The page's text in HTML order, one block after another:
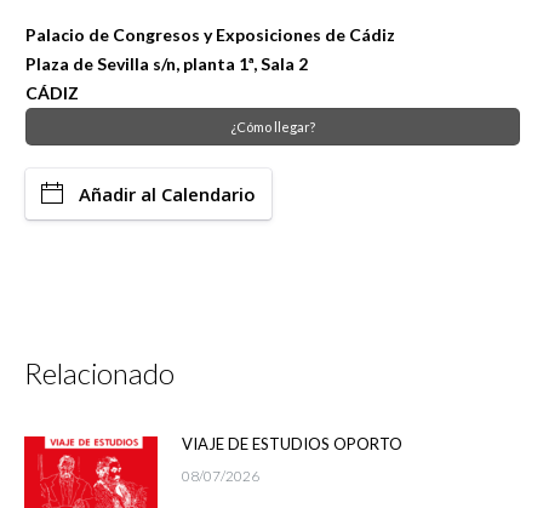
Palacio de Congresos y Exposiciones de Cádiz
Plaza de Sevilla s/n, planta 1ª, Sala 2
CÁDIZ
¿Cómo llegar?
Añadir al Calendario
Relacionado
VIAJE DE ESTUDIOS OPORTO
08/07/2026